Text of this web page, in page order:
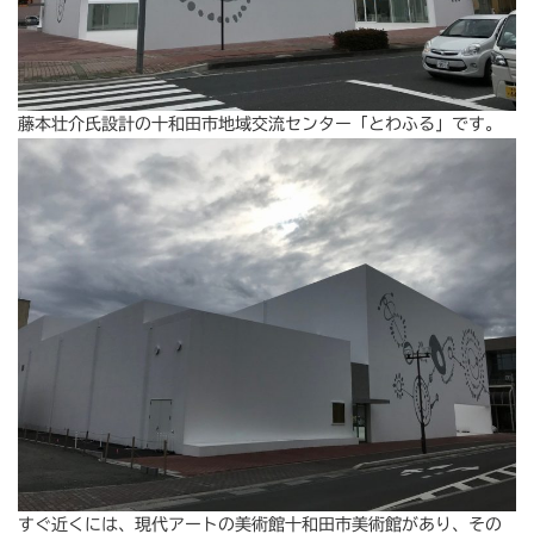
藤本壮介氏設計の十和田市地域交流センター「とわふる」です。
すぐ近くには、現代アートの美術館十和田市美術館があり、その